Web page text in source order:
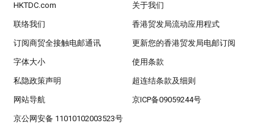
HKTDC.com 关于我们
联络我们 香港贸发局流动应用程式
订阅商贸全接触电邮通讯 更新您的香港贸发局电邮订阅
字体大小 使用条款
私隐政策声明 超连结条款及细则
网站导航 京ICP备09059244号
京公网安备 11010102003523号